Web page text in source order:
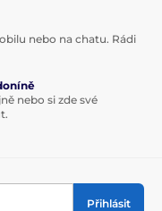
nebo na chatu. Rádi
nebo si zde své
Přihlásit